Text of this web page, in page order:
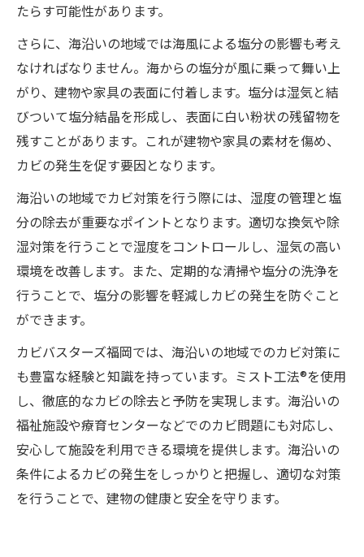
たらす可能性があります。
さらに、海沿いの地域では海風による塩分の影響も考え
なければなりません。海からの塩分が風に乗って舞い上
がり、建物や家具の表面に付着します。塩分は湿気と結
びついて塩分結晶を形成し、表面に白い粉状の残留物を
残すことがあります。これが建物や家具の素材を傷め、
カビの発生を促す要因となります。
海沿いの地域でカビ対策を行う際には、湿度の管理と塩
分の除去が重要なポイントとなります。適切な換気や除
湿対策を行うことで湿度をコントロールし、湿気の高い
環境を改善します。また、定期的な清掃や塩分の洗浄を
行うことで、塩分の影響を軽減しカビの発生を防ぐこと
ができます。
カビバスターズ福岡では、海沿いの地域でのカビ対策に
も豊富な経験と知識を持っています。ミスト工法®を使用
し、徹底的なカビの除去と予防を実現します。海沿いの
福祉施設や療育センターなどでのカビ問題にも対応し、
安心して施設を利用できる環境を提供します。海沿いの
条件によるカビの発生をしっかりと把握し、適切な対策
を行うことで、建物の健康と安全を守ります。